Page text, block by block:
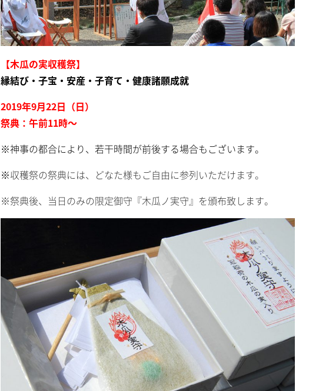
【木瓜の実収穫祭】
縁結び・子宝・安産・子育て・健康諸願成就
2019年9月22日（日）
祭典：午前11時～
※神事の都合により、若干時間が前後する場合もございます。
※収穫祭の祭典には、どなた様もご自由に参列いただけます。
※祭典後、当日のみの限定御守『木瓜ノ実守』を頒布致します。